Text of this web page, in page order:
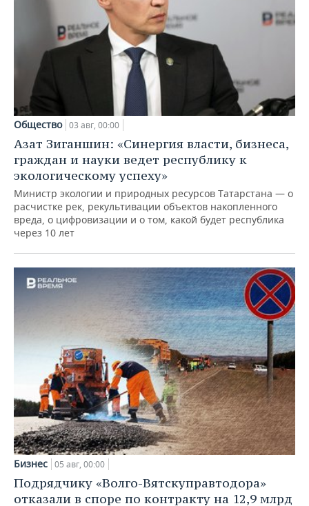
Общество 03 авг, 00:00
Азат Зиганшин: «Синергия власти, бизнеса,
граждан и науки ведет республику к
экологическому успеху»
Министр экологии и природных ресурсов Татарстана — о
расчистке рек, рекультивации объектов накопленного
вреда, о цифровизации и о том, какой будет республика
через 10 лет
Бизнес 05 авг, 00:00
Подрядчику «Волго-Вятскуправтодора»
отказали в споре по контракту на 12,9 млрд